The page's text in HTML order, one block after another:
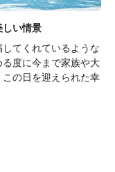
しい情景
てくれているような
度に今まで家族や大
の日を迎えられた幸